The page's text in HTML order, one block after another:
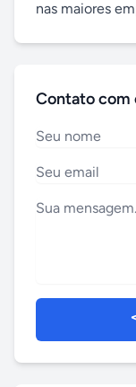
nas maiores
Contato com